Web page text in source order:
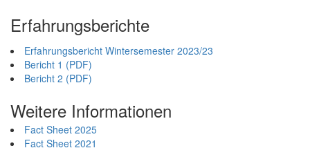
Erfahrungsberichte
Erfahrungsbericht Wintersemester 2023/23
Bericht 1 (PDF)
Bericht 2 (PDF)
Weitere Informationen
Fact Sheet 2025
Fact Sheet 2021